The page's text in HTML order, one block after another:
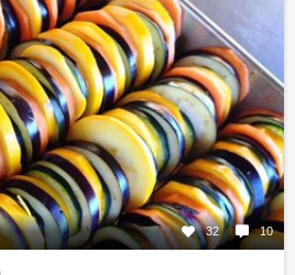
32 10